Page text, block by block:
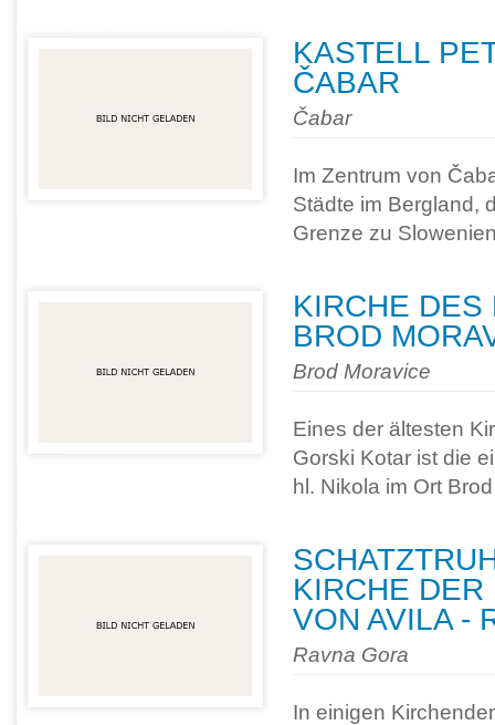
KASTELL
ČABAR
Čabar
Im Zentrum von
Städte im Bergland,
Grenze zu
KIRCHE DES
BROD
Brod Moravice
Eines der ältesten
Gorski Kotar ist die
hl. Nikola im Ort
KIRCHE DER
VON AVILA -
Ravna Gora
In einigen